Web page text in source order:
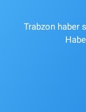
Trabzon haber